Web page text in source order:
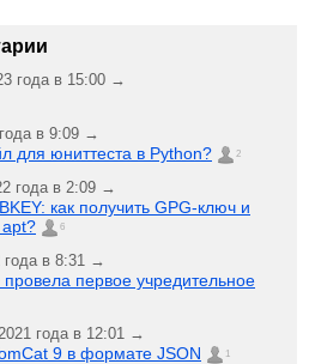
года в 15:00 →
в 9:09 →
для юниттеста в Python? 2
года в 2:09 →
как получить GPG-ключ и
apt?
6
года в 8:31 →
первое учредительное
года в 12:01 →
9 в формате JSON 1